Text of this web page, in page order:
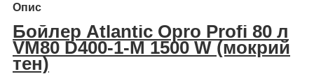
Опис
Бойлер Atlantic Opro Profi 80 л
VM80 D400-1-M 1500 W (мокрий
тен)